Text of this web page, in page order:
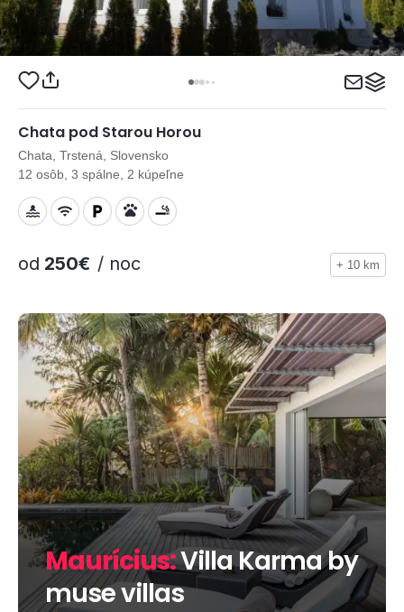
Chata pod Starou Horou
Chata, Trstená, Slovensko
12 osôb, 3 spálne, 2 kúpeľne
od 250€ / noc + 10 km
Maurícius:Villa Karma by
muse villas